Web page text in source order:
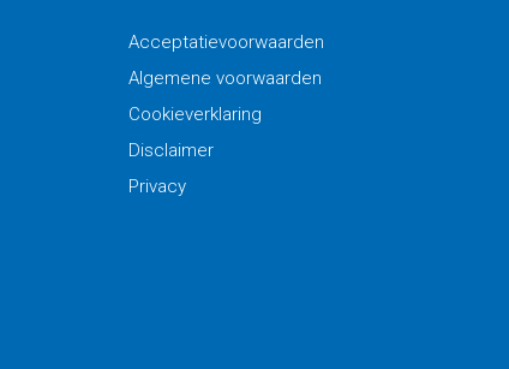
Acceptatievoorwaarden
Algemene voorwaarden
Cookieverklaring
Disclaimer
Privacy